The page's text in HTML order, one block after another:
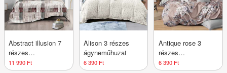
Abstract illusion 7
részes
ágyneműhuzat
11 990 Ft
Alison 3 részes
ágyneműhuzat
6 390 Ft
Antique rose 3
részes
ágyneműhuzat
6 390 Ft